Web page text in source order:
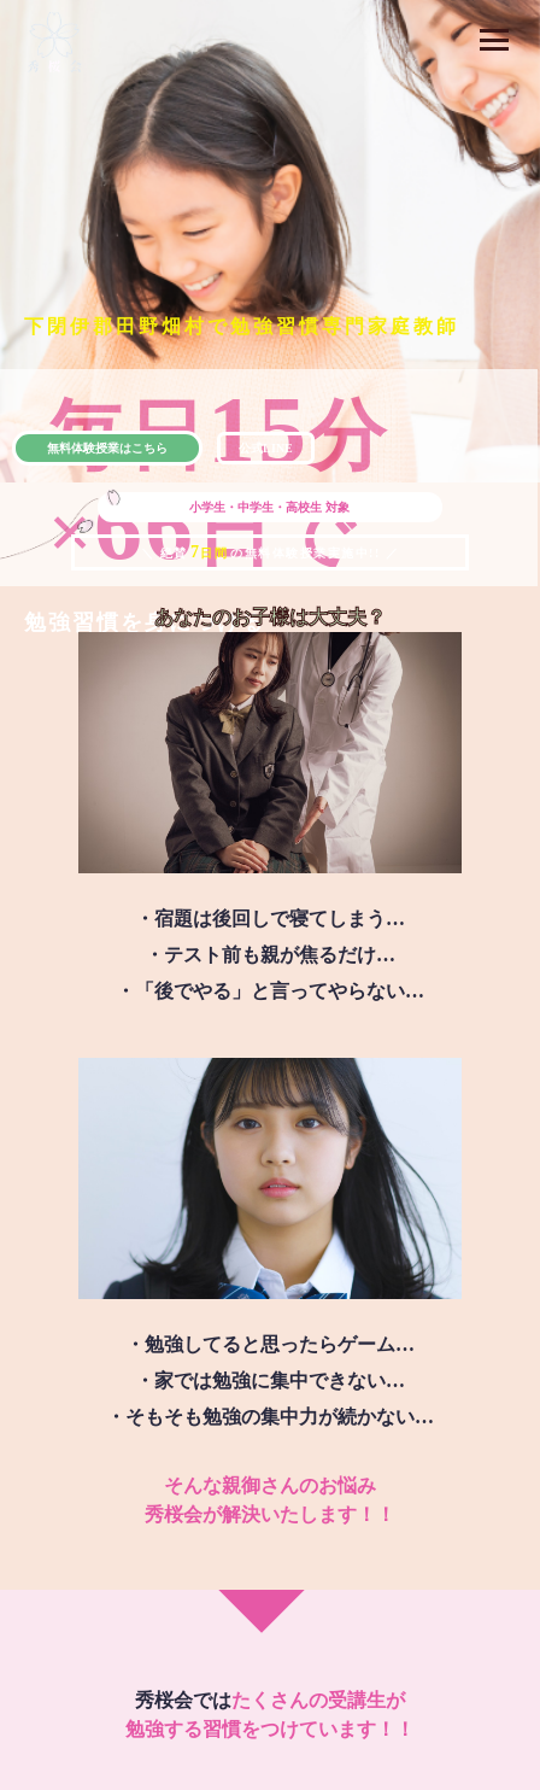
下閉伊郡田野畑村で勉強習慣専門家庭教師
毎日15分
×66日で
勉強習慣を身につける
小学生・中学生・高校生 対象
＼ 絶賛 7 日間の無料体験授業実施中!! ／
無料体験授業はこちら 公式LINE
あなたのお子様は大丈夫？
・宿題は後回しで寝てしまう…
・テスト前も親が焦るだけ…
・「後でやる」と言ってやらない…
・勉強してると思ったらゲーム…
・家では勉強に集中できない…
・そもそも勉強の集中力が続かない…
そんな親御さんのお悩み
秀桜会が解決いたします！！
秀桜会ではたくさんの受講生が
勉強する習慣をつけています！！